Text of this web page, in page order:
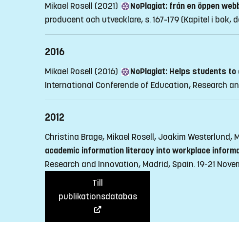
Mikael Rosell (2021) NoPlagiat: från en öppen
producent och utvecklare, s. 167-179 (Kapitel i bok,
2016
Mikael Rosell (2016) NoPlagiat: Helps students
International Conferende of Education, Research
2012
Christina Brage, Mikael Rosell, Joakim
academic information literacy into workplace
Research and Innovation, Madrid, Spain. 19-21
Till
publikationsdatabas